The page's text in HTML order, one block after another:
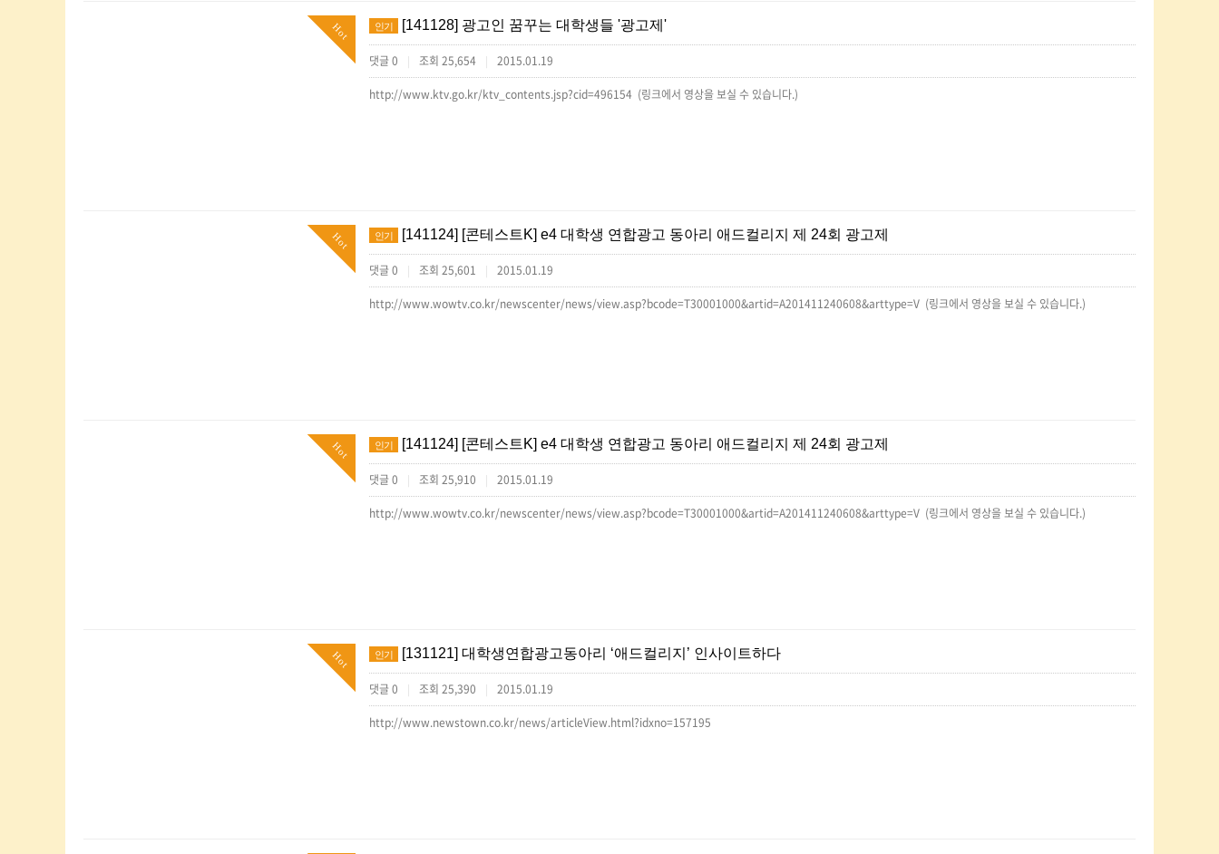
Hot 인기 [141128] 광고인 꿈꾸는 대학생들 '광고제'
댓글 0 | 조회 25,654 | 2015.01.19
http://www.ktv.go.kr/ktv_contents.jsp?cid=496154 (링크에서 영상을 보실 수 있습니다.)
Hot 인기 [141124] [콘테스트K] e4 대학생 연합광고 동아리 애드컬리지 제 24회 광고제
댓글 0 | 조회 25,601 | 2015.01.19
http://www.wowtv.co.kr/newscenter/news/view.asp?bcode=T30001000&artid=A201411240608&arttype=V (링크에서 영상을 보실 수 있습니다.)
Hot 인기 [141124] [콘테스트K] e4 대학생 연합광고 동아리 애드컬리지 제 24회 광고제
댓글 0 | 조회 25,910 | 2015.01.19
http://www.wowtv.co.kr/newscenter/news/view.asp?bcode=T30001000&artid=A201411240608&arttype=V (링크에서 영상을 보실 수 있습니다.)
Hot 인기 [131121] 대학생연합광고동아리 ‘애드컬리지’ 인사이트하다
댓글 0 | 조회 25,390 | 2015.01.19
http://www.newstown.co.kr/news/articleView.html?idxno=157195